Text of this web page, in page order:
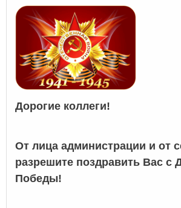
Дорогие коллеги!
От лица администрации и от
разрешите поздравить Вас с
Победы!